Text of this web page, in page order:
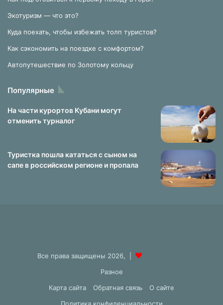
Экотуризм — что это?
Куда поехать, чтобы избежать толп туристов?
Как сэкономить на поездке с комфортом?
Автопутешествие по Золотому кольцу
Популярные
На части курортов Кубани могут
отменить турналог
Туристка пошла кататься с сыном на
сапе в российском регионе и пропала
Все права защищены 2026, |
Разное
Карта сайта
Обратная связь
О сайте